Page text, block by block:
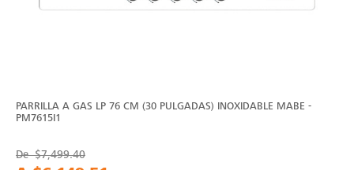
PARRILLA A GAS LP 76 CM (30 PULGADAS) INOXIDABLE MABE -
PM7615I1
De$7,499.40